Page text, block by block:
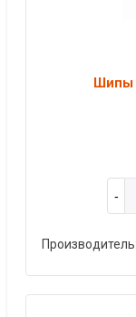
Шипы
Производитель: